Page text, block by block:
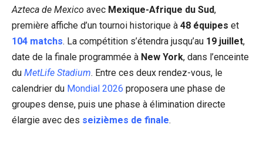
Azteca de Mexico avec Mexique-Afrique du Sud,
première affiche d’un tournoi historique à 48 équipes et
104 matchs. La compétition s’étendra jusqu’au 19 juillet,
date de la finale programmée à New York, dans l’enceinte
du MetLife Stadium. Entre ces deux rendez-vous, le
calendrier du Mondial 2026 proposera une phase de
groupes dense, puis une phase à élimination directe
élargie avec des seizièmes de finale.